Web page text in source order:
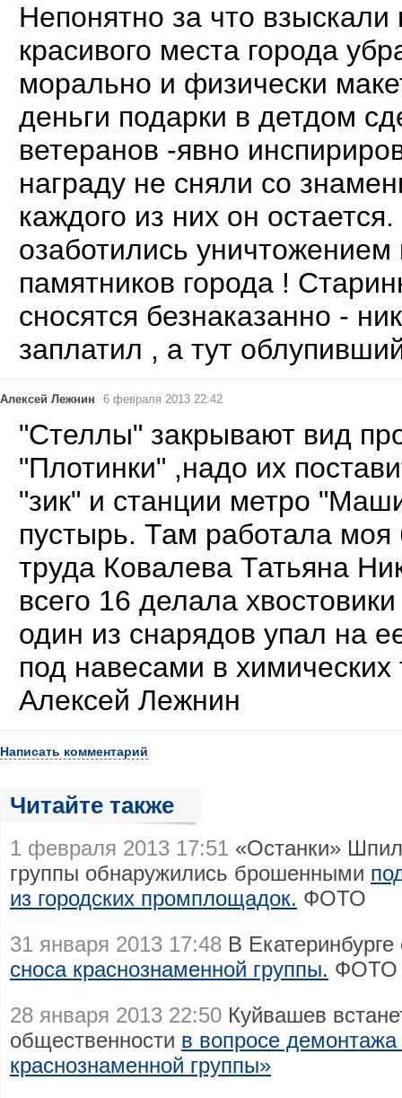
Непонятно за что
красивого места города
морально и физически
деньги подарки в детдом
ветеранов -явно
награду не сняли со
каждого из них он
озаботились уничтожением
памятников города !
сносятся безнаказанно -
заплатил , а тут
Алексей Лежнин 6 февраля 2013 22:42
"Стеллы" закрывают вид
"Плотинки" ,надо их
"зик" и станции метро
пустырь. Там работала моя
труда Ковалева Татьяна
всего 16 делала
один из снарядов упал на
под навесами в химических
Алексей Лежнин
Написать комментарий
Читайте также
1 февраля 2013 17:51 «Останки»
группы обнаружились брошенными
из городских промплощадок. ФОТО
31 января 2013 17:48 В
сноса краснознаменной группы. ФОТО
28 января 2013 22:50 Куйвашев
общественности в вопросе
краснознаменной группы»